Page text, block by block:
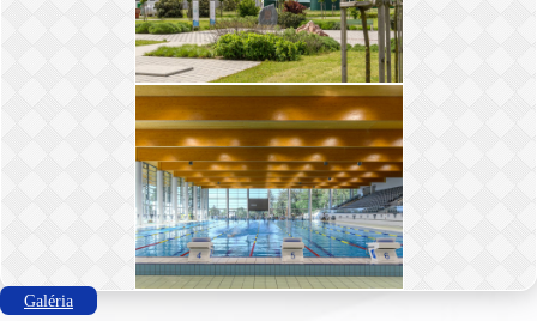
Galéria